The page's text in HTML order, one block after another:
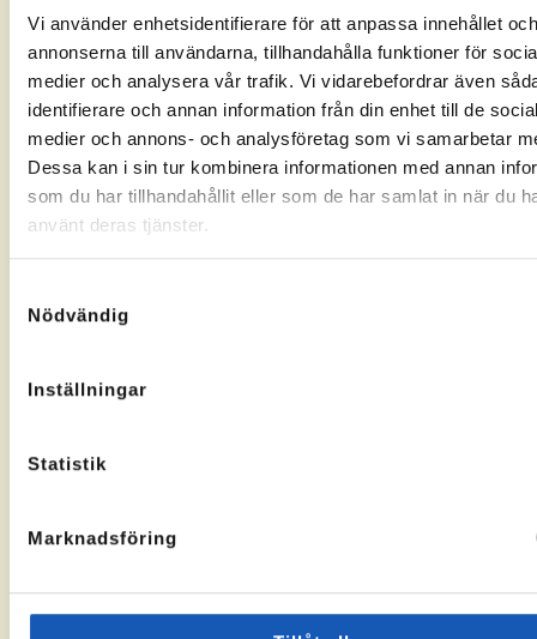
Vi använder enhetsidentifierare för att anpassa innehållet och
annonserna till användarna, tillhandahålla funktioner för
medier och analysera vår trafik. Vi vidarebefordrar även
identifierare och annan information från din enhet till de
medier och annons- och analysföretag som vi samarbetar
Dessa kan i sin tur kombinera informationen med annan
som du har tillhandahållit eller som de har samlat in när du
använt deras tjänster.
Nödvändig
Inställningar
Statistik
Marknadsföring
Sveg
Gränsgatan
17, 842
32 Sveg
KA-
nummer:
10069283
Till
kontorssidan
Tomelilla
Nybogatan
2B, 273
30
Tomelilla
KA-
10073436
Åtvidaberg
Åtvidaberg